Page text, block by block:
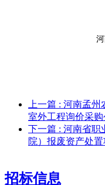
上一篇 : 河南孟州
室外工程询价采
下一篇 : 河南省职
院）报废资产处
招标信息